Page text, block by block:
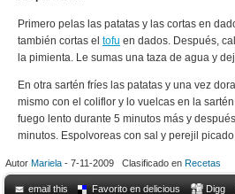
Primero pelas las patatas y las cortas en
también cortas el tofu en dados. Después,
la pimienta. Le sumas una taza de agua y
En otra sartén fríes las patatas y una vez
mismo con el coliflor y lo vuelcas en la
fuego lento durante 5 minutos más y
minutos. Espolvoreas con sal y perejil
Autor Mariela - 7-11-2009 Clasificado en Recetas
email this Favorito en delicious Digg